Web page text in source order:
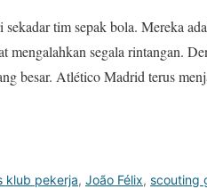
tim sepak bola. Mereka
mengalahkan segala rintangan.
besar. Atlético Madrid terus
klub pekerja, João Félix, scouting